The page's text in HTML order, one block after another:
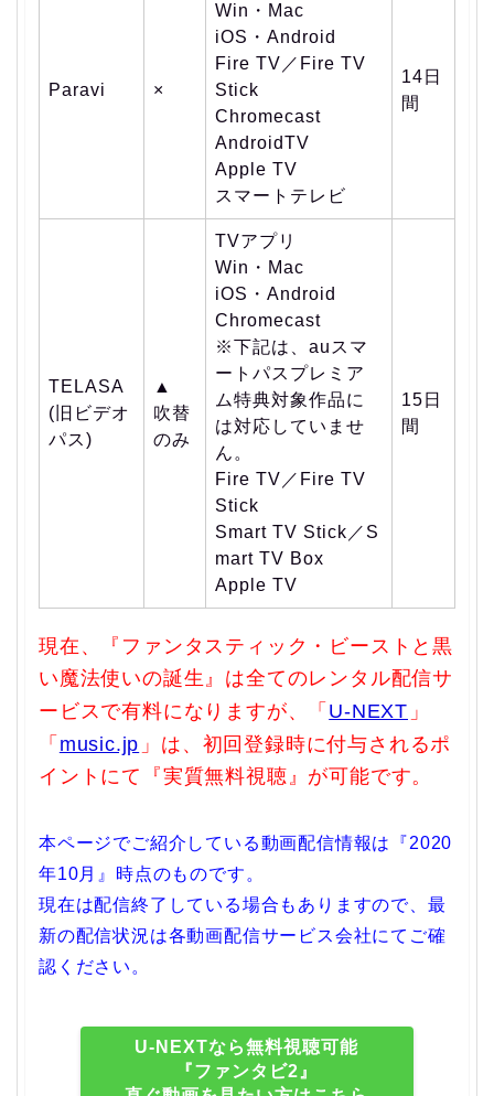
Paravi ×
Win・Mac
iOS・Android
Fire TV／Fire TV
Stick
Chromecast
AndroidTV
Apple TV
スマートテレビ
14日
間
TELASA
(旧ビデオ
パス)
▲
吹替
のみ
TVアプリ
Win・Mac
iOS・Android
Chromecast
※下記は、auスマ
ートパスプレミア
ム特典対象作品に
は対応していませ
ん。
Fire TV／Fire TV
Stick
Smart TV Stick／S
mart TV Box
Apple TV
15日
間
現在、『ファンタスティック・ビーストと黒
い魔法使いの誕生』は全てのレンタル配信サ
ービスで有料になりますが、「 U-NEXT 」
「 music.jp 」は、初回登録時に付与されるポ
イントにて『実質無料視聴』が可能です。
本ページでご紹介している動画配信情報は『2020
年10月』時点のものです。
現在は配信終了している場合もありますので、最
新の配信状況は各動画配信サービス会社にてご確
認ください。
U-NEXTなら無料視聴可能
『ファンタビ2』